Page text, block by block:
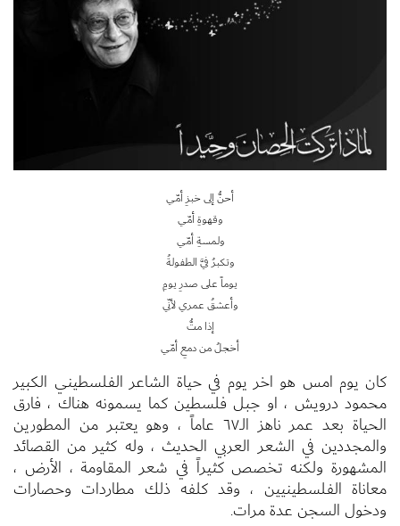
أحنُّ إلى خبزِ أمّي
وقهوةِ أمّي
ولمسةِ أمّي
وتكبرُ فيَّ الطفولةُ
يوماً على صدرِ يومِ
وأعشقُ عمري لأنّي
إذا متُّ
أخجلُ من دمعِ أمّي
كان يوم امس هو اخر يوم في حياة الشاعر الفلسطيني الكبير
محمود درويش ، او جبل فلسطين كما يسمونه هناك ، فارق
الحياة بعد عمر ناهز الـ٦٧ عاماً ، وهو يعتبر من المطورين
والمجددين في الشعر العربي الحديث ، وله كثير من القصائد
المشهورة ولكنه تخصص كثيراً في شعر المقاومة ، الأرض ،
معاناة الفلسطينيين ، وقد كلفه ذلك مطاردات وحصارات
ودخول السجن عدة مرات.